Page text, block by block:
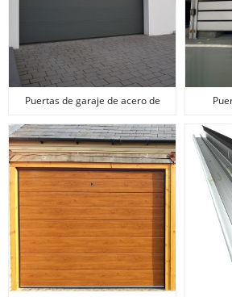
Puertas de garaje de acero de